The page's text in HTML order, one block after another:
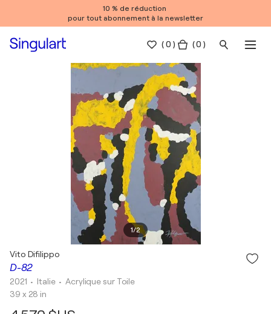
10 % de réduction
pour tout abonnement à la newsletter
(0 ) ( 0 )
1/2
D-82
Vito Difilippo
2021 • Italie •Acrylique sur Toile
39 x 28 in